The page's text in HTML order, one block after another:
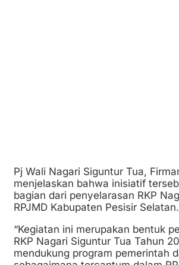
Pj Wali Nagari Siguntur Tua,
menjelaskan bahwa inisiatif
bagian dari penyelarasan RKP
RPJMD Kabupaten Pesisir Selatan.
“Kegiatan ini merupakan bentuk
RKP Nagari Siguntur Tua Tahun
mendukung program pemerintah